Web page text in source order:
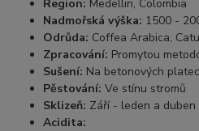
Region: Medellin, Colombia
Nadmořská výška: 1500 -
Odrůda: Coffea Arabica,
Zpracování: Promytou
Sušení: Na betonových
Pěstování: Ve stínu stromů
Sklizeň: Září - leden a duben
Acidita: